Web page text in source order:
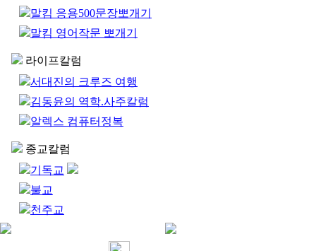
말킴 응용500문장뽀개기
말킴 영어작문 뽀개기
라이프칼럼
서대진의 크루즈 여행
김동윤의 역학.사주칼럼
알렉스 컴퓨터정복
종교칼럼
기독교
불교
천주교